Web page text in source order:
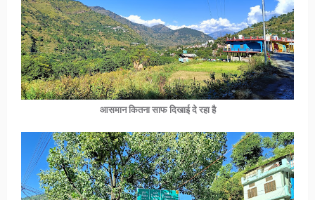
आसमान कितना साफ दिखाई दे रहा है